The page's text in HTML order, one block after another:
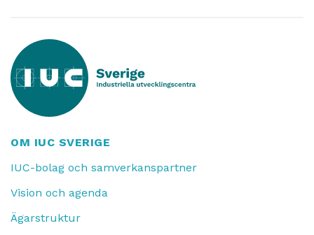
OM IUC SVERIGE
IUC-bolag och samverkanspartner
Vision och agenda
Ägarstruktur